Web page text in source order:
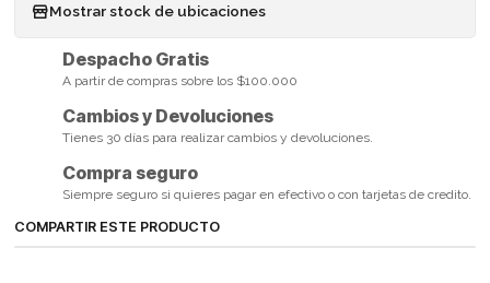
Mostrar stock de ubicaciones
Despacho Gratis
A partir de compras sobre los $100.000
Cambios y Devoluciones
Tienes 30 días para realizar cambios y devoluciones.
Compra seguro
Siempre seguro si quieres pagar en efectivo o con tarjetas de credito.
COMPARTIR ESTE PRODUCTO